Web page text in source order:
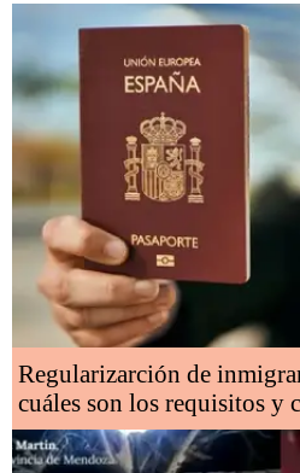
Regularizarción de
cuáles son los requisitos y